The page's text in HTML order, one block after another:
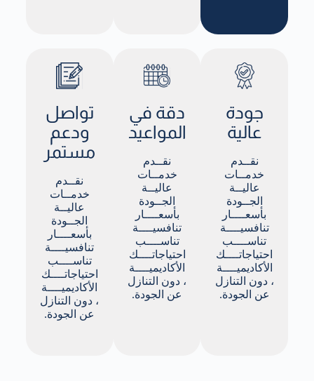
جودة
عالية
نقــدم
خدمــات
عاليــة
الجــودة
بأسعــــار
تنافسيــــة
تناســــب
احتياجاتــــك
الأكاديميــــة
، دون التنازل
عن الجودة.
دقة في
المواعيد
نقــدم
خدمــات
عاليــة
الجــودة
بأسعــــار
تنافسيــــة
تناســــب
احتياجاتــــك
الأكاديميــــة
، دون التنازل
عن الجودة.
تواصل
ودعم
مستمر
نقــدم
خدمــات
عاليــة
الجــودة
بأسعــــار
تنافسيــــة
تناســــب
احتياجاتــــك
الأكاديميــــة
، دون التنازل
عن الجودة.